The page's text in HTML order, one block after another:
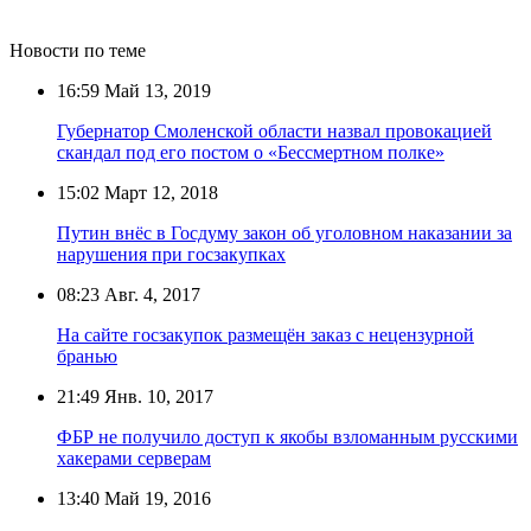
Новости по теме
16:59 Май 13, 2019
Губернатор Смоленской области назвал провокацией
скандал под его постом о «Бессмертном полке»
15:02 Март 12, 2018
Путин внёс в Госдуму закон об уголовном наказании за
нарушения при госзакупках
08:23 Авг. 4, 2017
На сайте госзакупок размещён заказ с нецензурной
бранью
21:49 Янв. 10, 2017
ФБР не получило доступ к якобы взломанным русскими
хакерами серверам
13:40 Май 19, 2016